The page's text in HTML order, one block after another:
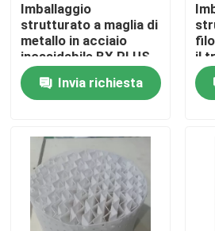
Controllo della qualità
Contattaci
Stagno molecolare PSA
Zeolite a setaccio molecolare
Imballaggio
strutturato a maglia di
metallo in acciaio
inossidabile BX PLUS
per colonna di
distillazioneInvia richiesta
il